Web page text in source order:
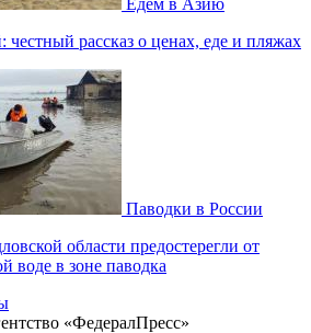
рассказ о ценах, еде и пляжах
Паводки в России
области предостерегли от
воде в зоне паводка
«ФедералПресс»